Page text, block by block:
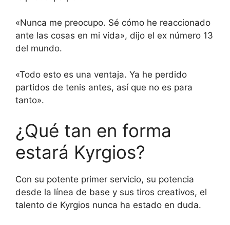
«Nunca me preocupo. Sé cómo he reaccionado
ante las cosas en mi vida», dijo el ex número 13
del mundo.
«Todo esto es una ventaja. Ya he perdido
partidos de tenis antes, así que no es para
tanto».
¿Qué tan en forma
estará Kyrgios?
Con su potente primer servicio, su potencia
desde la línea de base y sus tiros creativos, el
talento de Kyrgios nunca ha estado en duda.